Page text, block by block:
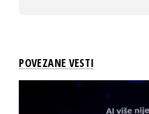
POVEZANE VESTI